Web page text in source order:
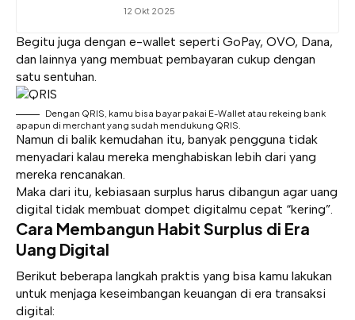
12 Okt 2025
Begitu juga dengan e-wallet seperti GoPay, OVO, Dana,
dan lainnya yang membuat pembayaran cukup dengan
satu sentuhan.
Dengan QRIS, kamu bisa bayar pakai E-Wallet atau rekeing bank
apapun di merchant yang sudah mendukung QRIS.
Namun di balik kemudahan itu, banyak pengguna tidak
menyadari kalau mereka menghabiskan lebih dari yang
mereka rencanakan.
Maka dari itu, kebiasaan surplus harus dibangun agar uang
digital tidak membuat dompet digitalmu cepat “kering”.
Cara Membangun Habit Surplus di Era
Uang Digital
Berikut beberapa langkah praktis yang bisa kamu lakukan
untuk menjaga keseimbangan keuangan di era transaksi
digital: